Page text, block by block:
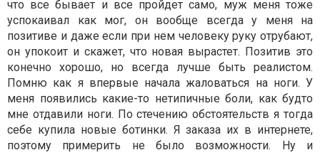
что все бывает и все пройдет само, муж меня тоже
успокаивал как мог, он вообще всегда у меня на
позитиве и даже если при нем человеку руку отрубают,
он упокоит и скажет, что новая вырастет. Позитив это
конечно хорошо, но всегда лучше быть реалистом.
Помню как я впервые начала жаловаться на ноги. У
меня появились какие-то нетипичные боли, как будто
мне отдавили ноги. По стечению обстоятельств я тогда
себе купила новые ботинки. Я заказа их в интернете,
поэтому примерить не было возможности. Ну и